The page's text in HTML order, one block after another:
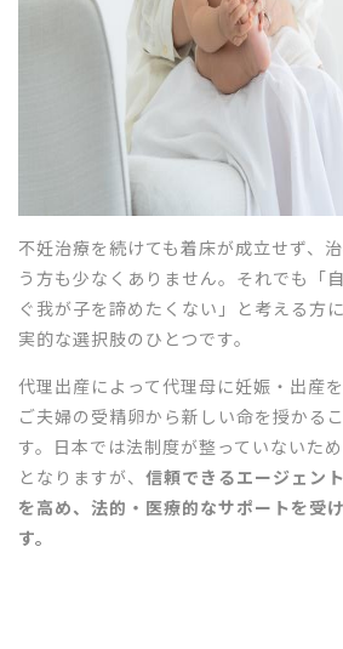
不妊治療を続けても着床が成立せず、
う方も少なくありません。それでも「
ぐ我が子を諦めたくない」と考える方
実的な選択肢のひとつです。
代理出産によって代理母に妊娠・出産を
ご夫婦の受精卵から新しい命を授かる
す。日本では法制度が整っていないた
となりますが、 信頼できるエージェン
を高め、法的・医療的なサポートを受
す。